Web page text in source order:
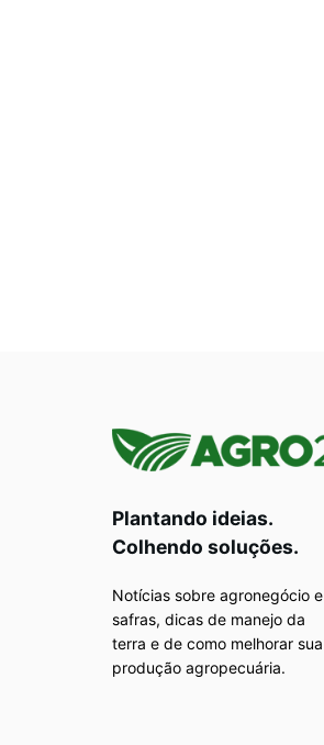
Plantando ideias.
Colhendo soluções.
Notícias sobre agronegócio e
safras, dicas de manejo da
terra e de como melhorar sua
produção agropecuária.